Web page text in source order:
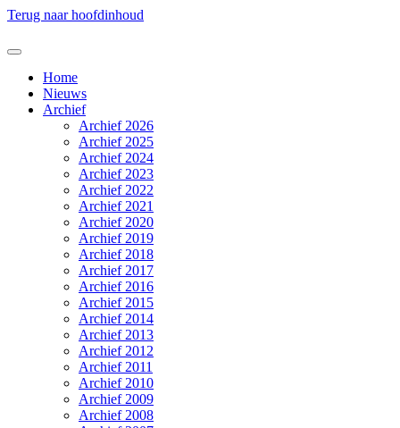
Terug naar hoofdinhoud
Home
Nieuws
Archief
Archief 2026
Archief 2025
Archief 2024
Archief 2023
Archief 2022
Archief 2021
Archief 2020
Archief 2019
Archief 2018
Archief 2017
Archief 2016
Archief 2015
Archief 2014
Archief 2013
Archief 2012
Archief 2011
Archief 2010
Archief 2009
Archief 2008